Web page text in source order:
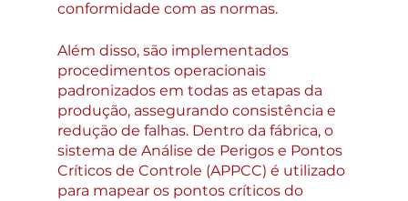
conformidade com as normas.
Além disso, são implementados
procedimentos operacionais
padronizados em todas as etapas da
produção, assegurando consistência e
redução de falhas. Dentro da fábrica, o
sistema de Análise de Perigos e Pontos
Críticos de Controle (APPCC) é utilizado
para mapear os pontos críticos do